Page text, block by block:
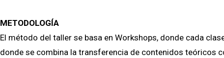
METODOLOGÍA
El método del taller se basa en Workshops, donde cada
donde se combina la transferencia de contenidos teóricos